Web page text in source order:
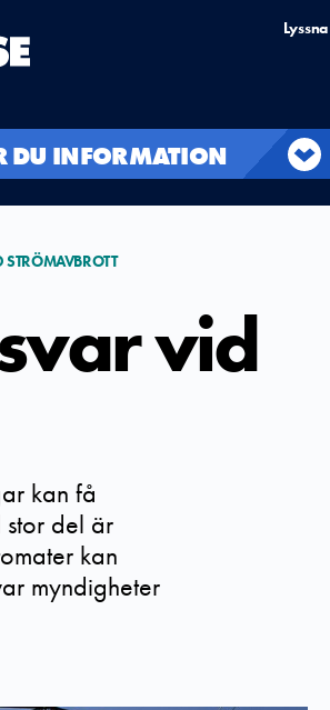
Lyssna
DU INFORMATION
STRÖMAVBROTT
vid
kan få
stor del är
kan
myndigheter